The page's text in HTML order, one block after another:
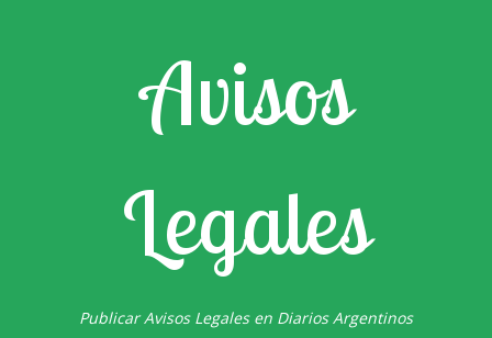
Avisos
Legales
Publicar Avisos Legales en Diarios Argentinos